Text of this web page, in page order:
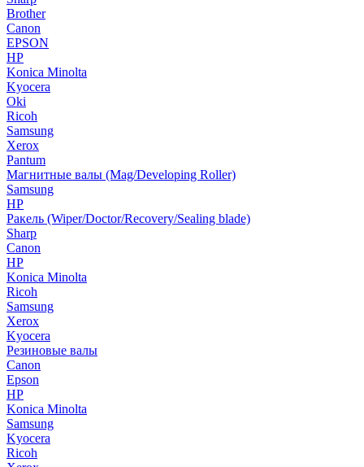
Brother
Canon
EPSON
HP
Konica Minolta
Kyocera
Oki
Ricoh
Samsung
Xerox
Pantum
Магнитные валы (Mag/Developing Roller)
Samsung
HP
Ракель (Wiper/Doctor/Recovery/Sealing blade)
Sharp
Canon
HP
Konica Minolta
Ricoh
Samsung
Xerox
Kyocera
Резиновые валы
Canon
Epson
HP
Konica Minolta
Samsung
Kyocera
Ricoh